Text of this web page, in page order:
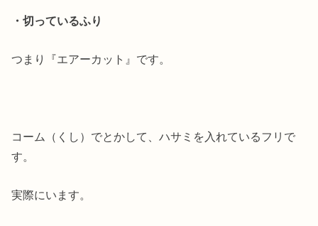
・切っているふり
つまり『エアーカット』です。
コーム（くし）でとかして、ハサミを入れているフリで
す。
実際にいます。